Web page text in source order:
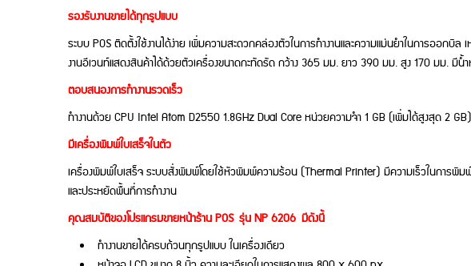
รองรับงานขายได้ทุกรูปแบบ
ระบบ POS ติดตั้งใช้งานได้ง่าย เพิ่มความสะดวกคล่องตัวในการทำงานและความแม่นยำในการออกบิล
งานอีเวนท์แสดงสินค้าได้ด้วยตัวเครื่องขนาดกะทัดรัด กว้าง 365 มม. ยาว 390 มม. สูง 170 มม. มีน้
ตอบสนองการทำงานรวดเร็ว
ทำงานด้วย CPU Intel Atom D2550 1.8GHz Dual Core หน่วยความจำ 1 GB (เพิ่มได้สูงสุด 2 GB)
มีเครื่องพิมพ์ใบเสร็จในตัว
เครื่องพิมพ์ใบเสร็จ ระบบสั่งพิมพ์โดยใช้หัวพิมพ์ความร้อน (Thermal Printer) มีความเร็วในการพิ
และประหยัดพื้นที่การทำงาน
คุณสมบัติของโปรแกรมขายหน้าร้านPOS รุ่น NP 6206 มีดังนี้
ทำงานขายได้ครบถ้วนทุกรูปแบบ ในเครื่องเดียว